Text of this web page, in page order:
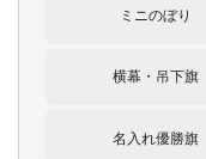
ミニのぼり
横幕・吊下旗
名入れ優勝旗